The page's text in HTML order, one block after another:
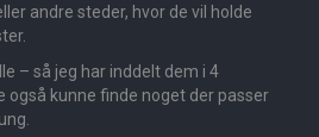
andre steder, hvor de vil holde
– så jeg har inddelt dem i 4
også kunne finde noget der passer